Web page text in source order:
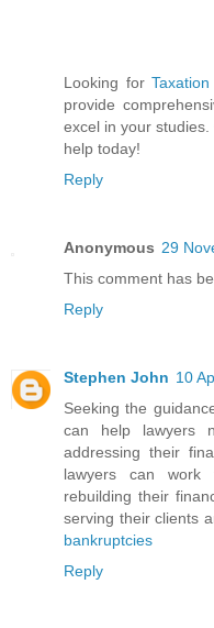
Looking for
provide
excel in your
help today!
Reply
Anonymous 29
This comment has
Reply
Stephen John 10
Seeking the
can help lawyers
addressing their
lawyers can work
rebuilding their
serving their clients
bankruptcies
Reply